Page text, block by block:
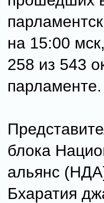
на 15:00
258 из 543
парламенте.
блока
альянс
Бхаратия